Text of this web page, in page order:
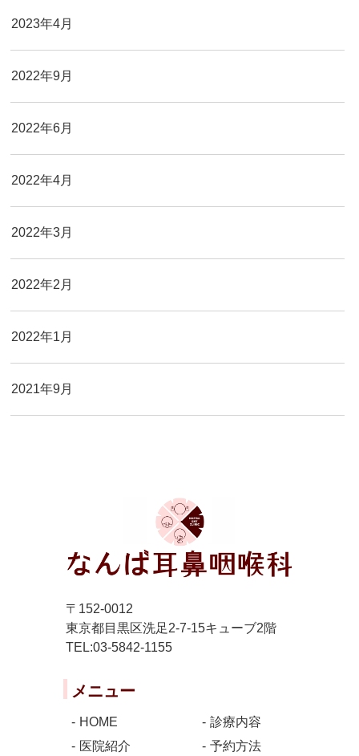
2023年4月
2022年9月
2022年6月
2022年4月
2022年3月
2022年2月
2022年1月
2021年9月
〒152-0012
東京都目黒区洗足2-7-15キューブ2階
TEL:03-5842-1155
メニュー
HOME
診療内容
医院紹介
予約方法